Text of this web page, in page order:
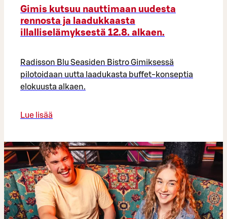
Gimis kutsuu nauttimaan uudesta
rennosta ja laadukkaasta
illalliselämyksestä 12.8. alkaen.
Radisson Blu Seasiden Bistro Gimiksessä
pilotoidaan uutta laadukasta buffet-konseptia
elokuusta alkaen.
Lue lisää